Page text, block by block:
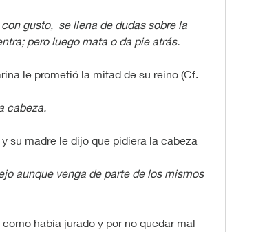
gusto,  se llena de dudas sobre la
pero luego mata o da pie atrás.
le prometió la mitad de su reino (Cf.
cabeza.
su madre le dijo que pidiera la cabeza
aunque venga de parte de los mismos
había jurado y por no quedar mal